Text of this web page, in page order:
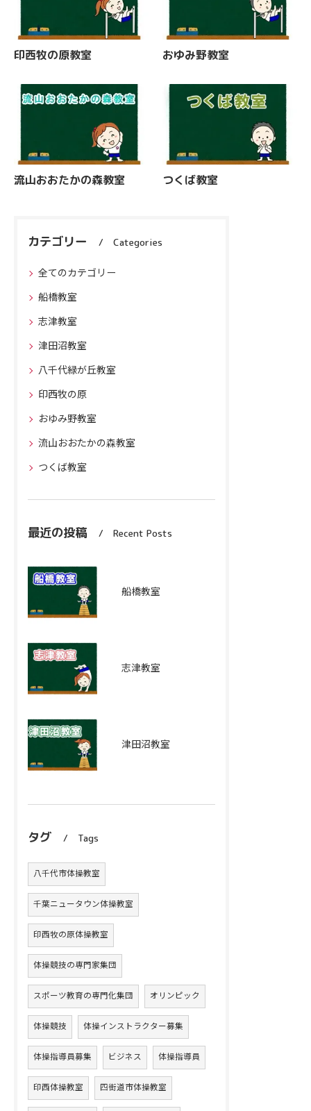
印西牧の原教室 おゆみ野教室
流山おおたかの森教室 つくば教室
カテゴリー Categories
全てのカテゴリー
船橋教室
志津教室
津田沼教室
八千代緑が丘教室
印西牧の原
おゆみ野教室
流山おおたかの森教室
つくば教室
最近の投稿 Recent Posts
船橋教室
志津教室
津田沼教室
タグ Tags
八千代市体操教室
千葉ニュータウン体操教室
印西牧の原体操教室
体操競技の専門家集団
スポーツ教育の専門化集団 オリンピック
体操競技 体操インストラクター募集
体操指導員募集 ビジネス 体操指導員
印西体操教室 四街道市体操教室